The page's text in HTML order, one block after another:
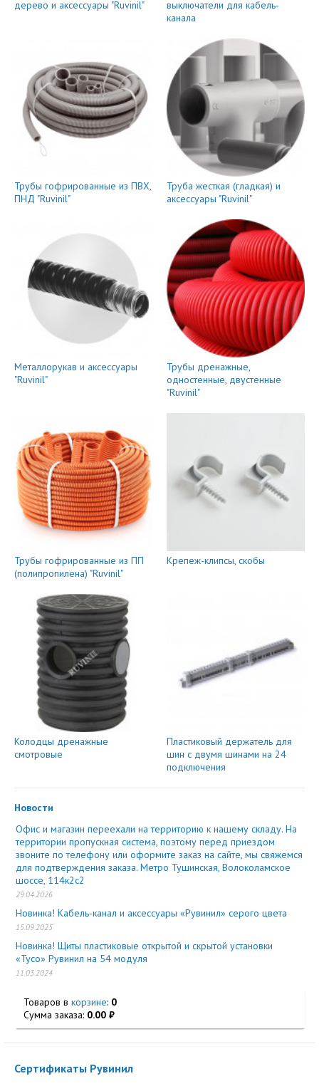
дерево и аксессуары "Ruvinil"
выключатели для кабель-
канала
Трубы гофрированные из ПВХ,
ПНД "Ruvinil"
Труба жесткая (гладкая) и
аксессуары "Ruvinil"
Металлорукав и аксессуары
"Ruvinil"
Трубы дренажные,
одностенные, двустенные
"Ruvinil"
Трубы гофрированные из ПП
(полипропилена) "Ruvinil"
Крепеж-клипсы, скобы
Колодцы дренажные
смотровые
Пластиковый держатель для
шин с двумя шинами на 24
подключения
Новости
Офис и магазин переехали на территорию к нашему складу. На
территории пропускная система, поэтому перед приездом
звоните по телефону или оформите заказ на сайте, мы свяжемся
для подтверждения заказа. Метро Тушинская, Волоколамское
шоссе, 114к2с2
29.04.2026
Новинка! Кабель-канал и аксессуары «Рувинил» серого цвета
15.09.2025
Новинка! Щиты пластиковые открытой и скрытой установки
«Тусо» Рувинил на 54 модуля
11.03.2024
Товаров в корзине: 0
Сумма заказа: 0.00
Сертификаты Рувинил